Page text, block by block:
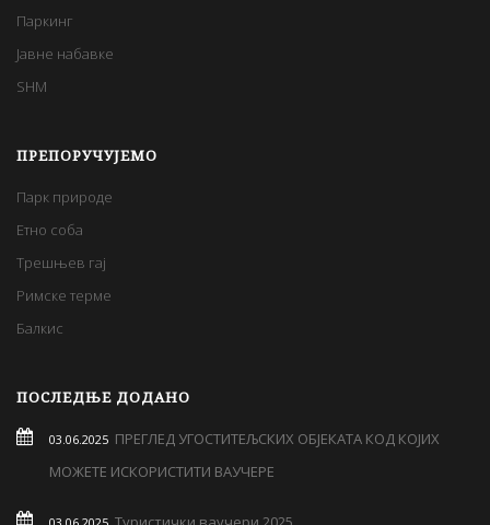
Паркинг
Јавне набавке
SHM
ПРЕПОРУЧУЈЕМО
Парк природе
Етно соба
Трешњев гај
Римске терме
Балкис
ПОСЛЕДЊЕ ДОДАНО
03.06.2025 ПРЕГЛЕД УГОСТИТЕЉСКИХ ОБЈЕКАТА КОД КОЈИХ
МОЖЕТЕ ИСКОРИСТИТИ ВАУЧЕРЕ